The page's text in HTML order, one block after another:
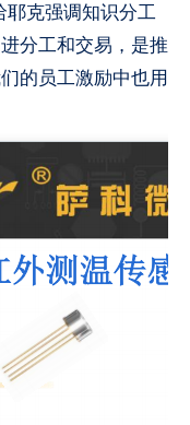
耶克强调知识分工
分工和交易，是推
的员工激励中也用